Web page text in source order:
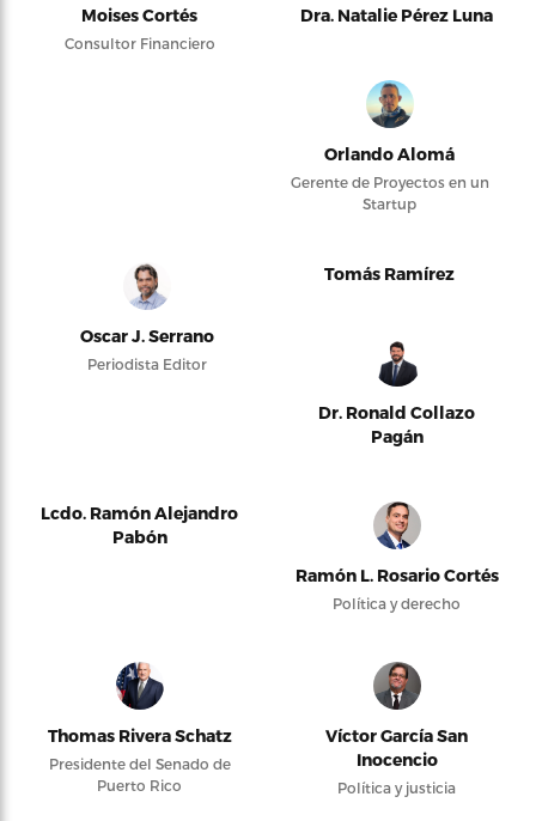
Moises Cortés
Consultor Financiero
Dra. Natalie Pérez Luna
Orlando Alomá
Gerente de Proyectos en un
Startup
Oscar J. Serrano
Periodista Editor
Tomás Ramírez
Dr. Ronald Collazo
Pagán
Lcdo. Ramón Alejandro
Pabón
Ramón L. Rosario Cortés
Política y derecho
Thomas Rivera Schatz
Presidente del Senado de
Puerto Rico
Víctor García San
Inocencio
Política y justicia